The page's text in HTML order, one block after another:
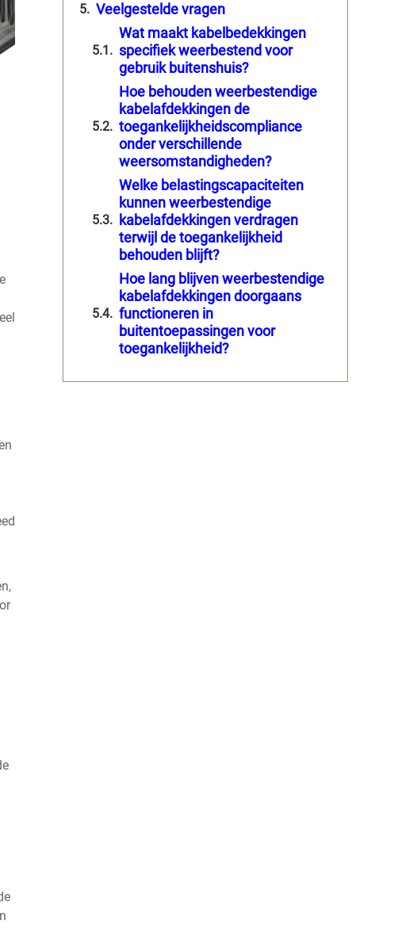
Veelgestelde vragen
Wat maakt kabelbedekkingen
specifiek weerbestend voor
gebruik buitenshuis?
Hoe behouden weerbestendige
kabelafdekkingen de
toegankelijkheidscompliance
onder verschillende
weersomstandigheden?
Welke belastingscapaciteiten
kunnen weerbestendige
kabelafdekkingen verdragen
terwijl de toegankelijkheid
behouden blijft?
Hoe lang blijven weerbestendige
kabelafdekkingen doorgaans
functioneren in
buitentoepassingen voor
toegankelijkheid?